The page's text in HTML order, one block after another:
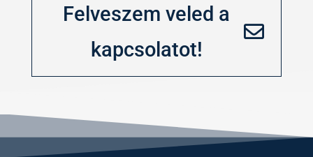
Felveszem veled a
kapcsolatot!